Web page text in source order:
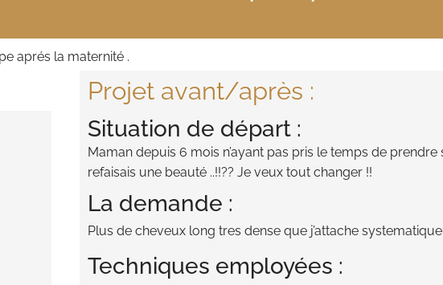
aprés la maternité .
Projet avant/après :
Situation de départ :
Maman depuis 6 mois n’ayant pas pris le temps de
refaisais une beauté ..!!?? Je veux tout changer !!
La demande :
Plus de cheveux long tres dense que j’attache
Techniques employées :